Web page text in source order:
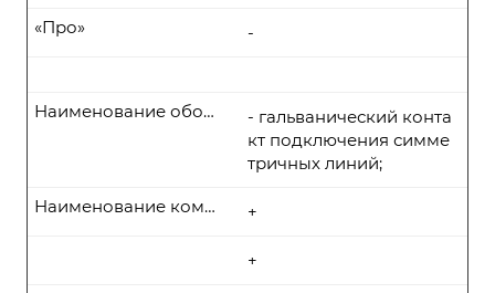
-
«Про»
- гальванический конта
кт подключения симме
тричных линий;
Наименование оборудования
+
Наименование комплекта поставки
+